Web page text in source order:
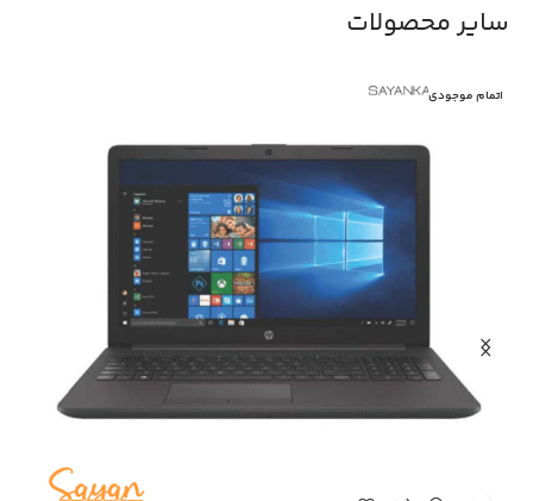
سایر محصولات
اتمام موجودی